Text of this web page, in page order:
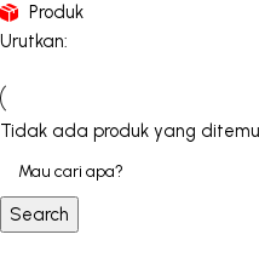
Produk
Urutkan:
Tidak ada produk yang
Search